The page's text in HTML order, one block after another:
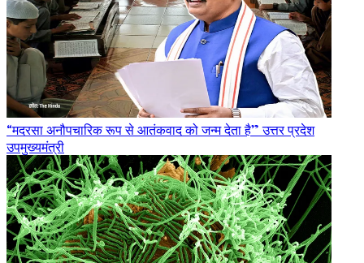
“मदरसा अनौपचारिक रूप से आतंकवाद को जन्म देता है” उत्तर प्रदेश
उपमुख्यमंत्री